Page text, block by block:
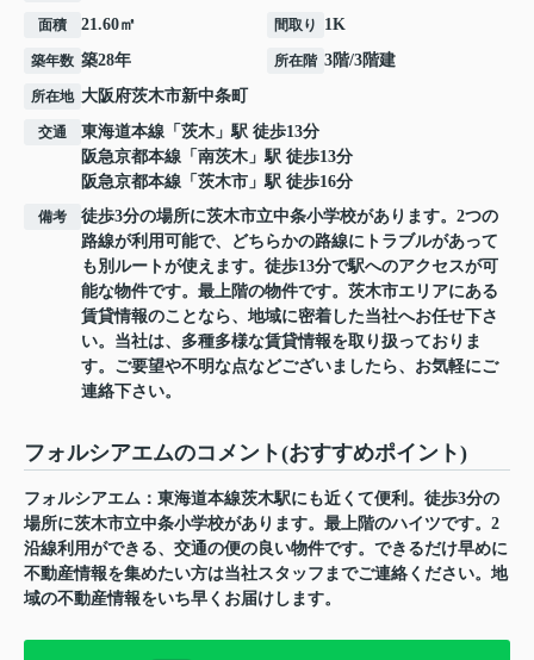
面積 21.60㎡ 間取り 1K
築年数 築28年 所在階 3階/3階建
所在地 大阪府茨木市新中条町
交通 東海道本線 「 茨木 」駅 徒歩13分
阪急京都本線 「 南茨木 」駅 徒歩13分
阪急京都本線 「 茨木市 」駅 徒歩16分
備考
徒歩3分の場所に茨木市立中条小学校があります。2つの
路線が利用可能で、どちらかの路線にトラブルがあって
も別ルートが使えます。徒歩13分で駅へのアクセスが可
能な物件です。最上階の物件です。茨木市エリアにある
賃貸情報のことなら、地域に密着した当社へお任せ下さ
い。当社は、多種多様な賃貸情報を取り扱っておりま
す。ご要望や不明な点などございましたら、お気軽にご
連絡下さい。
フォルシアエムのコメント(おすすめポイント)
フォルシアエム：東海道本線茨木駅にも近くて便利。徒歩3分の
場所に茨木市立中条小学校があります。最上階のハイツです。2
沿線利用ができる、交通の便の良い物件です。できるだけ早めに
不動産情報を集めたい方は当社スタッフまでご連絡ください。地
域の不動産情報をいち早くお届けします。